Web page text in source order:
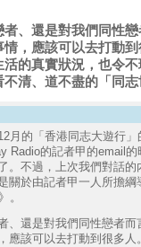
者、還是對我們同性
情，應該可以去打動
活的真實狀況，也令
不清、道不盡的「同
月的「香港同志大遊行
Radio的記者甲的email
。不過，上次我們對話
關於由記者甲一人所擔
。
、還是對我們同性戀者
應該可以去打動到很多